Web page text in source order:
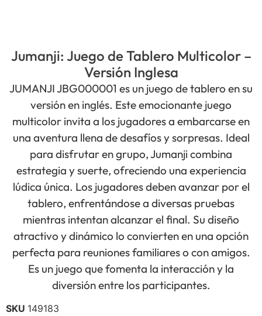
Jumanji: Juego de Tablero Multicolor –
Versión Inglesa
JUMANJI JBG000001 es un juego de tablero en su
versión en inglés. Este emocionante juego
multicolor invita a los jugadores a embarcarse en
una aventura llena de desafíos y sorpresas. Ideal
para disfrutar en grupo, Jumanji combina
estrategia y suerte, ofreciendo una experiencia
lúdica única. Los jugadores deben avanzar por el
tablero, enfrentándose a diversas pruebas
mientras intentan alcanzar el final. Su diseño
atractivo y dinámico lo convierten en una opción
perfecta para reuniones familiares o con amigos.
Es un juego que fomenta la interacción y la
diversión entre los participantes.
SKU 149183